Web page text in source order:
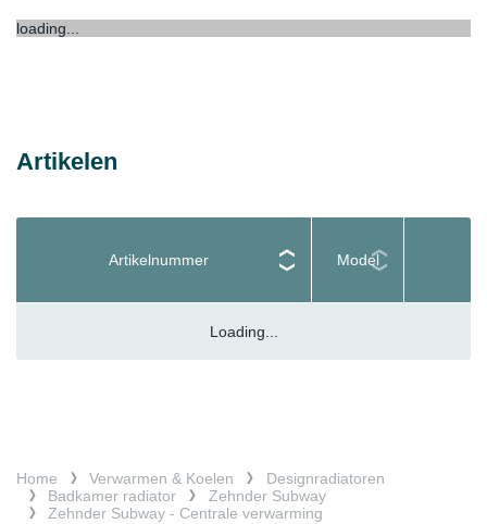
loading...
Artikelen
Artikelnummer Model
Loading...
Home Verwarmen & Koelen
Designradiatoren
Badkamer radiator
Zehnder Subway
Zehnder Subway - Centrale verwarming